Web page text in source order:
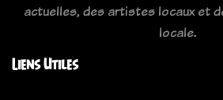
actuelles, des artistes locaux et
locale.
Liens Utiles